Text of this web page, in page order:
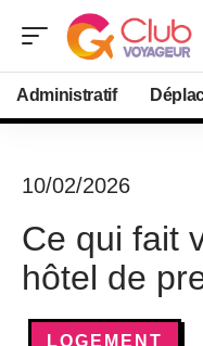
Administratif
10/02/2026
Ce qui fait
hôtel de
LOGEMENT